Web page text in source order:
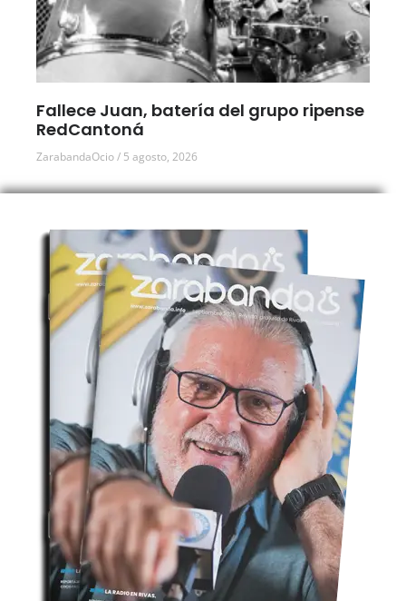
Fallece Juan, batería del grupo ripense
RedCantoná
ZarabandaOcio 5 agosto, 2026